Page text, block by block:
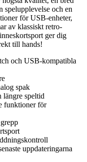
spelupplevelse och en
för USB-enheter,
av klassiskt retro-
ger dig
till hands!
och USB-kompatibla
spak
speltid
funktioner för
uppdateringarna